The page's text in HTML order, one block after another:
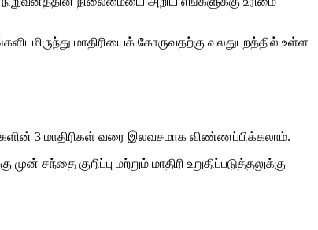
மாதிரியைக் கோருவதற்கு வலதுபுறத்தில் உள்ள
3 மாதிரிகள் வரை இலவசமாக விண்ணப்பிக்கலாம்.
சந்தை குறிப்பு மற்றும் மாதிரி உறுதிப்படுத்தலுக்கு